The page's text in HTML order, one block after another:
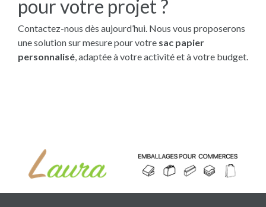
pour votre projet ?
Contactez-nous dès aujourd’hui. Nous vous proposerons
une solution sur mesure pour votre sac papier
personnalisé , adaptée à votre activité et à votre budget.